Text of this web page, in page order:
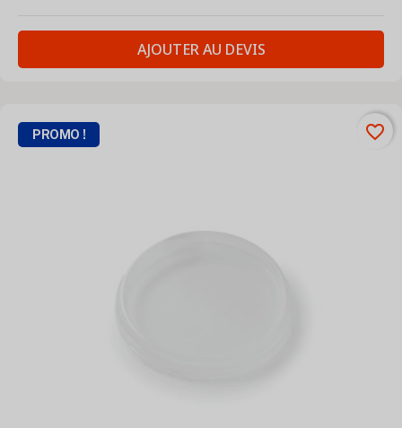
AJOUTER AU DEVIS
PROMO ! favorite_border